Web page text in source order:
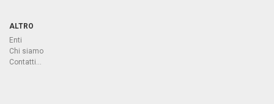
ALTRO
Enti
Chi siamo
Contatti...